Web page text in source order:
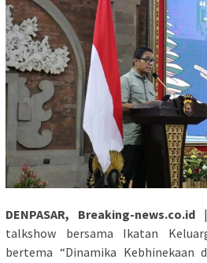
DENPASAR, Breaking-news.co.id
talkshow bersama Ikatan
bertema “Dinamika Kebhinekaan